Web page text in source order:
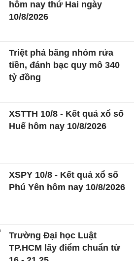
hôm nay thứ Hai ngày
10/8/2026
Triệt phá băng nhóm rửa
tiền, đánh bạc quy mô 340
tỷ đồng
XSTTH 10/8 - Kết quả xổ số
Huế hôm nay 10/8/2026
XSPY 10/8 - Kết quả xổ số
Phú Yên hôm nay 10/8/2026
Trường Đại học Luật
TP.HCM lấy điểm chuẩn từ